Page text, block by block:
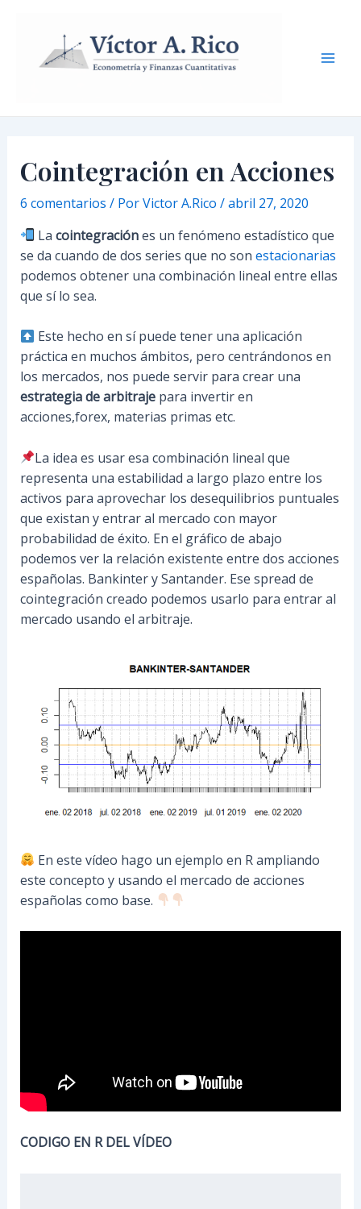
contenido
Cointegración en Acciones
6 comentarios / PorVictor A.Rico /abril 27, 2020
La cointegraciónes un fenómeno estadístico que
se da cuando de dos series que no son estacionarias
podemos obtener una combinación lineal entre ellas
que sí lo sea.
Este hecho en sí puede tener una aplicación
práctica en muchos ámbitos, pero centrándonos en
los mercados, nos puede servir para crear una
estrategia de arbitrajepara invertir en
acciones,forex, materias primas etc.
La idea es usar esa combinación lineal que
representa una estabilidad a largo plazo entre los
activos para aprovechar los desequilibrios puntuales
que existan y entrar al mercado con mayor
probabilidad de éxito. En el gráfico de abajo
podemos ver la relación existente entre dos acciones
españolas. Bankinter y Santander. Ese spread de
cointegración creado podemos usarlo para entrar al
mercado usando el arbitraje.
En este vídeo hago un ejemplo en R ampliando
este concepto y usando el mercado de acciones
españolas como base.
CODIGO EN R DEL VÍDEO
entradas